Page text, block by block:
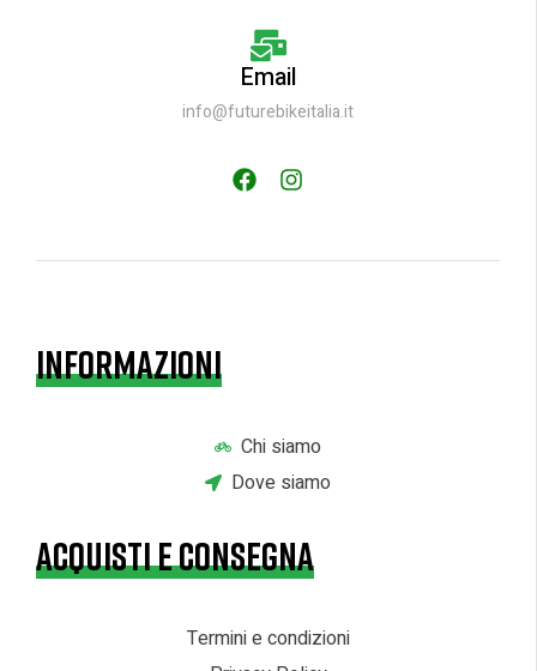
Email
info@futurebikeitalia.it
INFORMAZIONI
Chi siamo
Dove siamo
ACQUISTI E CONSEGNA
Termini e condizioni